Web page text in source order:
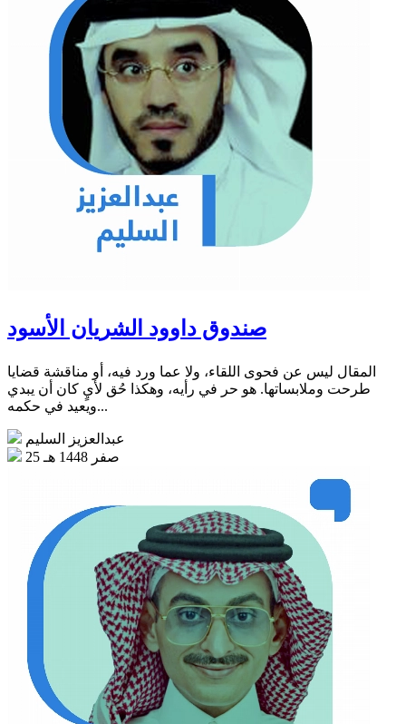
صندوق داوود الشريان الأسود
المقال ليس عن فحوى اللقاء، ولا عما ورد فيه، أو مناقشة قضايا
طرحت وملابساتها. هو حر في رأيه، وهكذا حُق لأيٍ كان أن يبدي
ويعيد في حكمه...
عبدالعزيز السليم
25 صفر 1448 هـ